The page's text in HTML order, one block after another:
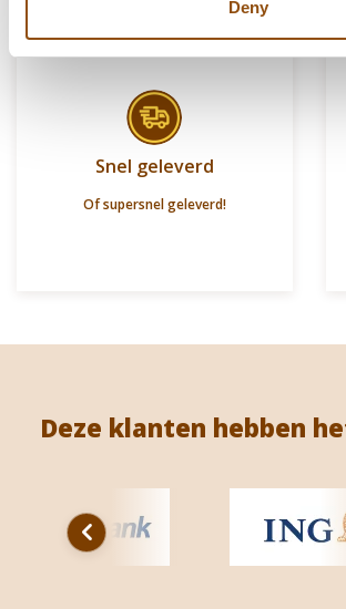
Deny
Snel geleverd
Of supersnel geleverd!
Deze klanten hebben